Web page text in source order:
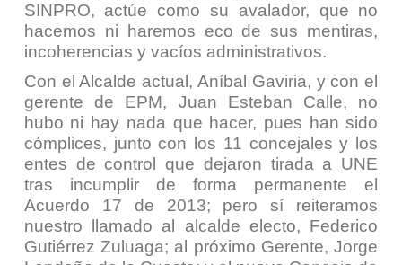
SINPRO, actúe como su avalador, que no
hacemos ni haremos eco de sus mentiras,
incoherencias y vacíos administrativos.
Con el Alcalde actual, Aníbal Gaviria, y con el
gerente de EPM, Juan Esteban Calle, no
hubo ni hay nada que hacer, pues han sido
cómplices, junto con los 11 concejales y los
entes de control que dejaron tirada a UNE
tras incumplir de forma permanente el
Acuerdo 17 de 2013; pero sí reiteramos
nuestro llamado al alcalde electo, Federico
Gutiérrez Zuluaga; al próximo Gerente, Jorge